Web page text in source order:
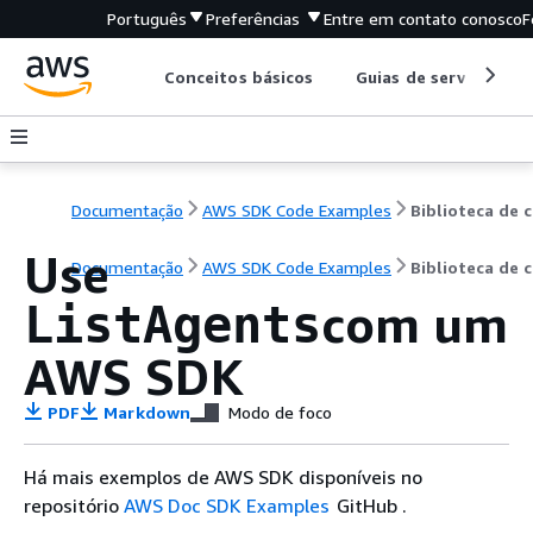
Português Preferências Entre em contato conosco
Conceitos básicos Guias de serviço
Documentação AWS SDK Code Examples
Documentação AWS SDK Code Examples Biblioteca de
Use
ListAgentscom um
AWS SDK
PDF Markdown Modo de foco
Há mais exemplos de AWS SDK disponíveis no
repositório AWS Doc SDK Examples GitHub .